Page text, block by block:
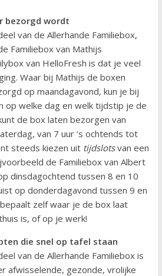
bezorgd wordt
van de Allerhande Familiebox,
Familiebox van Mathijs
van HelloFresh is dat je veel
Waar bij Mathijs de boxen
op maandagavond, kun je bij
op welke dag en welk tijdstip je de
de box laten bezorgen van
van 7 uur ‘s ochtends tot
steeds kiezen uit tijdslotsvan een
de Familiebox van Albert
dinsdagochtend tussen 8 en 10
op donderdagavond tussen 9 en
zelf waar je de box laat
is, of op je werk!
die snel op tafel staan
van de Allerhande Familiebox is
afwisselende, gezonde, vrolijke